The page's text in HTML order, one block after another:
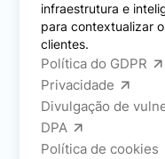
infraestrutura e
para contextualizar
clientes.
Política do GDPR
Privacidade
Divulgação de
DPA
Política de cookies